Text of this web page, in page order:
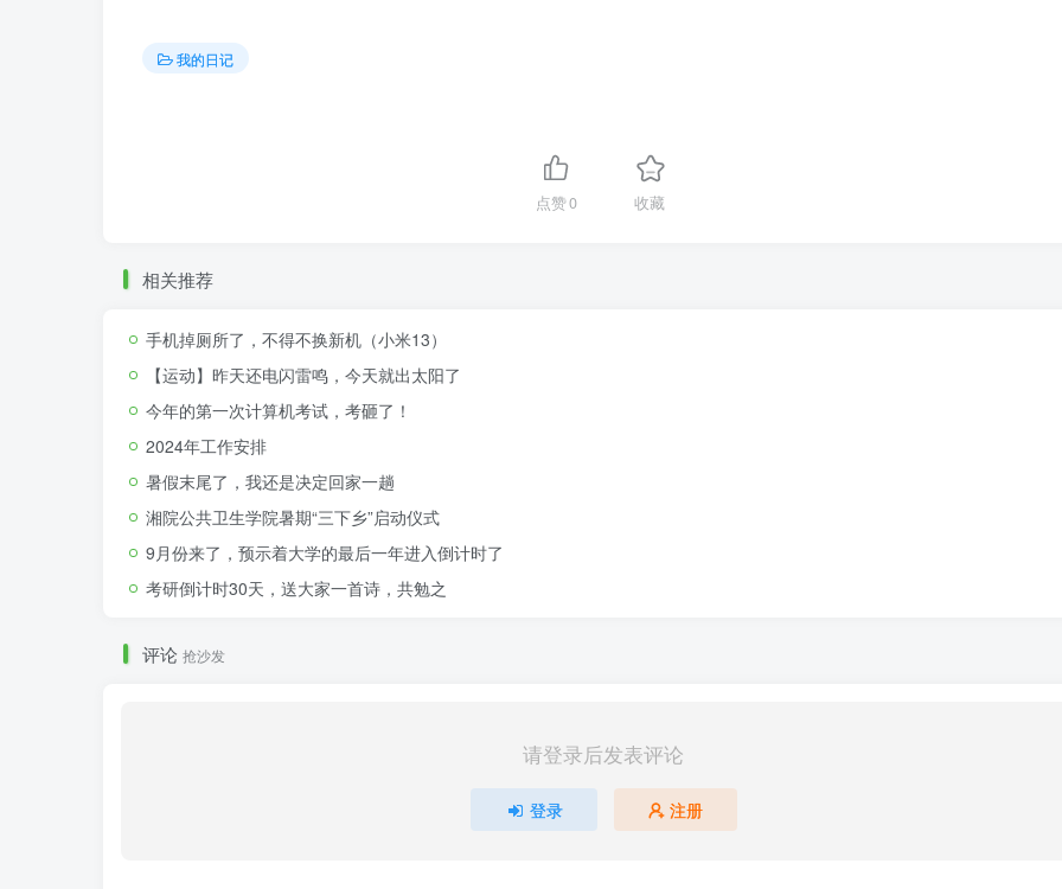
我的日记
点赞0 收藏
相关推荐
手机掉厕所了，不得不换新机（小米13）
【运动】昨天还电闪雷鸣，今天就出太阳了
今年的第一次计算机考试，考砸了！
2024年工作安排
暑假末尾了，我还是决定回家一趟
湘院公共卫生学院暑期“三下乡”启动仪式
9月份来了，预示着大学的最后一年进入倒计时了
考研倒计时30天，送大家一首诗，共勉之
评论 抢沙发
请登录后发表评论
登录 注册